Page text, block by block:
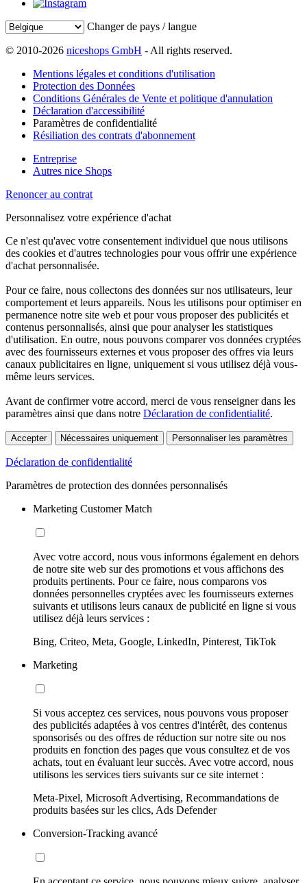
Changer de pays / langue
© 2010-2026 niceshops GmbH - All rights reserved.
Mentions légales et conditions d'utilisation
Protection des Données
Conditions Générales de Vente et politique d'annulation
Déclaration d'accessibilité
Paramètres de confidentialité
Résiliation des contrats d'abonnement
Entreprise
Autres nice Shops
Renoncer au contrat
Personnalisez votre expérience d'achat
Ce n'est qu'avec votre consentement individuel que nous utilisons
des cookies et d'autres technologies pour vous offrir une expérience
d'achat personnalisée.
Pour ce faire, nous collectons des données sur nos utilisateurs, leur
comportement et leurs appareils. Nous les utilisons pour optimiser en
permanence notre site web et pour vous proposer des publicités et
contenus personnalisés, ainsi que pour analyser les statistiques
d'utilisation. En outre, nous pouvons comparer vos données cryptées
avec des fournisseurs externes et vous proposer des offres via leurs
canaux publicitaires en ligne, uniquement si vous utilisez déjà vous-
même leurs services.
Avant de confirmer votre accord, merci de vous renseigner dans les
paramètres ainsi que dans notre Déclaration de confidentialité.
Accepter Nécessaires uniquement Personnaliser les paramètres
Déclaration de confidentialité
Paramètres de protection des données personnalisés
Marketing Customer Match
Avec votre accord, nous vous informons également en dehors
de notre site web sur des promotions et vous affichons des
produits pertinents. Pour ce faire, nous comparons vos
données personnelles cryptées avec les fournisseurs externes
suivants et utilisons leurs canaux de publicité en ligne si vous
utilisez déjà leurs services :
Bing, Criteo, Meta, Google, LinkedIn, Pinterest, TikTok
Marketing
Si vous acceptez ces services, nous pouvons vous proposer
des publicités adaptées à vos centres d'intérêt, des contenus
sponsorisés ou des offres de réduction sur notre site ou nos
produits en fonction des pages que vous consultez et de vos
achats, tout en évaluant leur succès. Avec votre accord, nous
utilisons les services tiers suivants sur ce site internet :
Meta-Pixel, Microsoft Advertising, Recommandations de
produits basées sur les clics, Ads Defender
Conversion-Tracking avancé